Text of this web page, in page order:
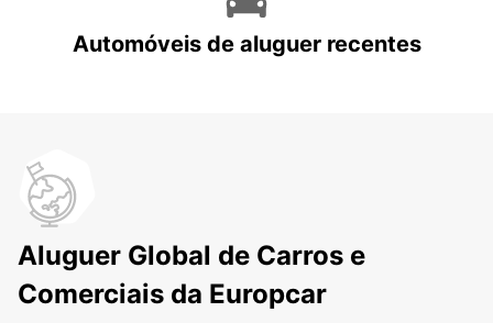
Automóveis de aluguer recentes
Aluguer Global de Carros e
Comerciais da Europcar